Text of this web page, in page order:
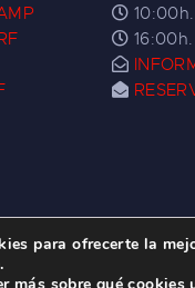
DE SURF LAS DUNAS
para ofrecerte la